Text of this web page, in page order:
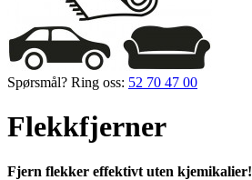
Spørsmål? Ring oss: 52 70 47 00
Flekkfjerner
Fjern flekker effektivt uten kjemikalier!